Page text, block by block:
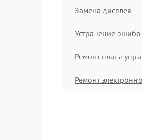
Замена дисплея
Устранение
Ремонт платы
Ремонт